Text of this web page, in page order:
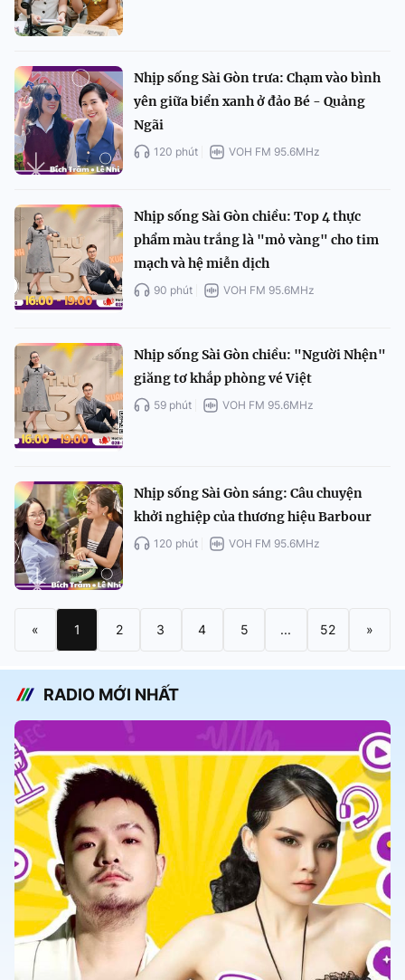
Nhịp sống Sài Gòn trưa: Chạm vào bình
yên giữa biển xanh ở đảo Bé - Quảng
Ngãi
120 phút VOH FM 95.6MHz
Nhịp sống Sài Gòn chiều: Top 4 thực
phẩm màu trắng là "mỏ vàng" cho tim
mạch và hệ miễn dịch
90 phút VOH FM 95.6MHz
Nhịp sống Sài Gòn chiều: "Người Nhện"
giăng tơ khắp phòng vé Việt
59 phút VOH FM 95.6MHz
Nhịp sống Sài Gòn sáng: Câu chuyện
khởi nghiệp của thương hiệu Barbour
120 phút VOH FM 95.6MHz
« 1 2 3 4 5 ... 52 »
RADIO MỚI NHẤT